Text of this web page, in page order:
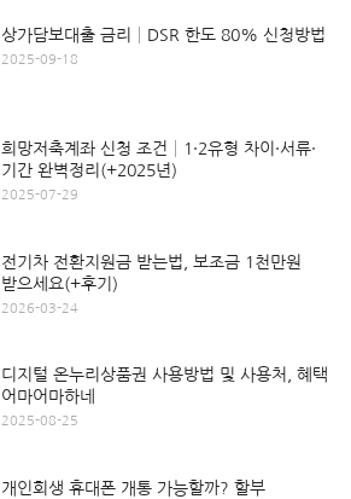
상가담보대출 금리│DSR 한도 80% 신청방법
2025-09-18
희망저축계좌 신청 조건│1·2유형 차이·서류·
기간 완벽정리(+2025년)
2025-07-29
전기차 전환지원금 받는법, 보조금 1천만원
받으세요(+후기)
2026-03-24
디지털 온누리상품권 사용방법 및 사용처, 혜택
어마어마하네
2025-08-25
개인회생 휴대폰 개통 가능할까? 할부